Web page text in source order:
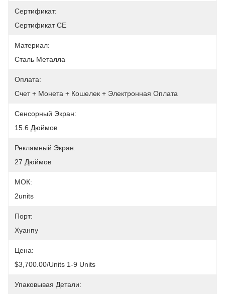
Сертификат:
Сертификат CE
Материал:
Сталь Металла
Оплата:
Счет + Монета + Кошелек + Электронная Оплата
Сенсорный Экран:
15.6 Дюймов
Рекламный Экран:
27 Дюймов
МОК:
2units
Порт:
Хуанпу
Цена:
$3,700.00/units 1-9 Units
Упаковывая Детали: